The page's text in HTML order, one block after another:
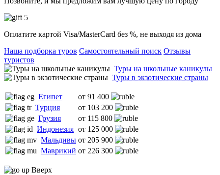
Оплатите картой Visa/MasterCard без %, не выходя из дома
Наша подборка туров Самостоятельный поиск Отзывы
туристов
Туры на школьные каникулы
Туры в экзотические страны
Египет
от 91 400
Турция
от 103 200
Грузия
от 115 800
Индонезия от 125 000
Мальдивы от 205 900
Маврикий от 226 300
Вверх